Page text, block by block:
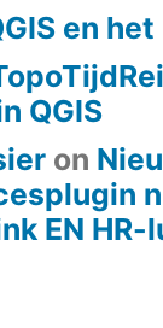
en het
QGIS
on
EN HR-